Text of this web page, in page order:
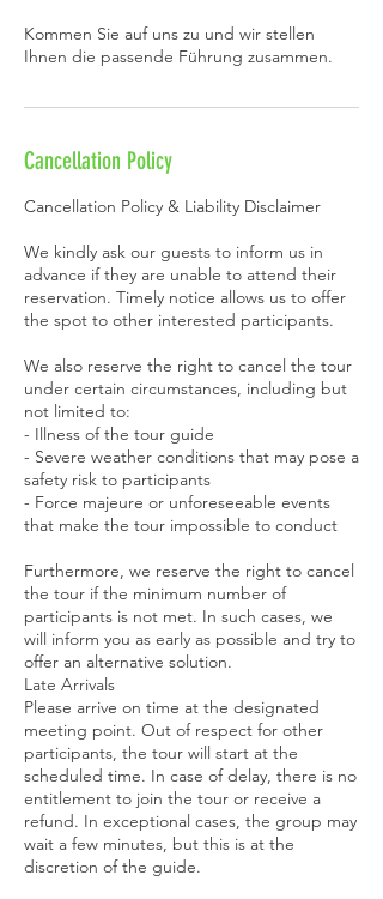
Kommen Sie auf uns zu und wir stellen
Ihnen die passende Führung zusammen.
Cancellation Policy
Cancellation Policy & Liability Disclaimer
We kindly ask our guests to inform us in
advance if they are unable to attend their
reservation. Timely notice allows us to offer
the spot to other interested participants.
We also reserve the right to cancel the tour
under certain circumstances, including but
not limited to:
- Illness of the tour guide
- Severe weather conditions that may pose a
safety risk to participants
- Force majeure or unforeseeable events
that make the tour impossible to conduct
Furthermore, we reserve the right to cancel
the tour if the minimum number of
participants is not met. In such cases, we
will inform you as early as possible and try to
offer an alternative solution.
Late Arrivals
Please arrive on time at the designated
meeting point. Out of respect for other
participants, the tour will start at the
scheduled time. In case of delay, there is no
entitlement to join the tour or receive a
refund. In exceptional cases, the group may
wait a few minutes, but this is at the
discretion of the guide.